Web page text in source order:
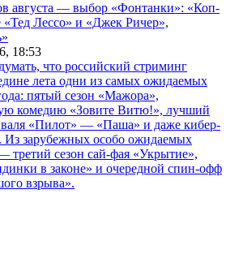
августа — выбор «Фонтанки»: «Коп-
«Тед Лессо» и «Джек Ричер»,
18:53
что российский стриминг
лета одни из самых ожидаемых
пятый сезон «Мажора»,
комедию «Зовите Витю!», лучший
«Пилот» — «Паша» и даже кибер-
Из зарубежных особо ожидаемых
третий сезон сай-фая «Укрытие»,
в законе» и очередной спин-офф
взрыва».